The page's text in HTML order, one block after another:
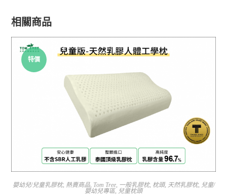
相關商品
特價
嬰幼兒/兒童乳膠枕, 熱賣商品, Tom Tree, 一般乳膠枕, 枕頭, 天然乳膠枕, 兒童/
嬰幼兒專區, 兒童枕頭